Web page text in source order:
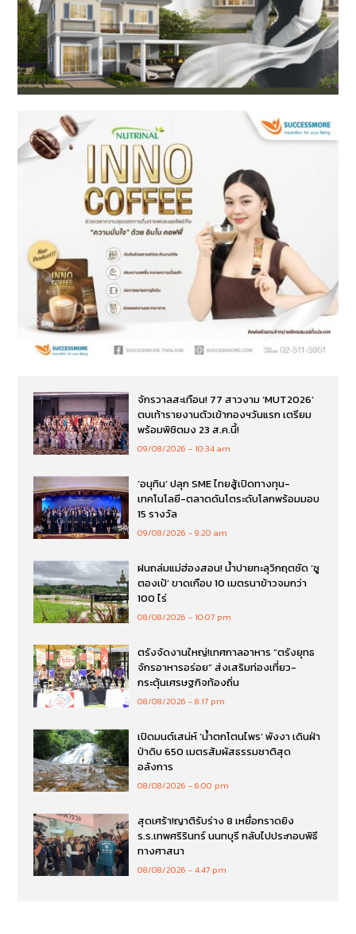
จักรวาลสะเทือน! 77 สาวงาม ‘MUT2026’
ตบเท้ารายงานตัวเข้ากองฯวันแรก เตรียม
พร้อมพิชิตมง 23 ส.ค.นี้!
09/08/2026 10:34 am
‘อนุทิน’ ปลุก SME ไทยสู้เปิดทางทุน-
เทคโนโลยี-ตลาดดันโตระดับโลกพร้อมมอบ
15 รางวัล
09/08/2026 9:20 am
ฝนถล่มแม่ฮ่องสอน! น้ำปายทะลุวิกฤตซัด ‘ซู
ตองเป้’ ขาดเกือบ 10 เมตรนาข้าวจมกว่า
100 ไร่
08/08/2026 10:07 pm
ตรังจัดงานใหญ่!เทศกาลอาหาร “ตรังยุทธ
จักรอาหารอร่อย” ส่งเสริมท่องเที่ยว-
กระตุ้นเศรษฐกิจท้องถิ่น
08/08/2026 8:17 pm
เปิดมนต์เสน่ห์ ‘น้ำตกโตนไพร’ พังงา เดินฝ่า
ป่าดิบ 650 เมตรสัมผัสธรรมชาติสุด
อลังการ
08/08/2026 6:00 pm
สุดเศร้า!ญาติรับร่าง 8 เหยื่อกราดยิง
ร.ร.เทพศริรินทร์ นนทบุรี กลับไปประกอบพิธี
ทางศาสนา
08/08/2026 4:47 pm